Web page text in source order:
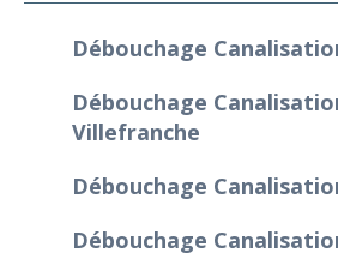
Débouchage
Débouchage
Villefranche
Débouchage
Débouchage